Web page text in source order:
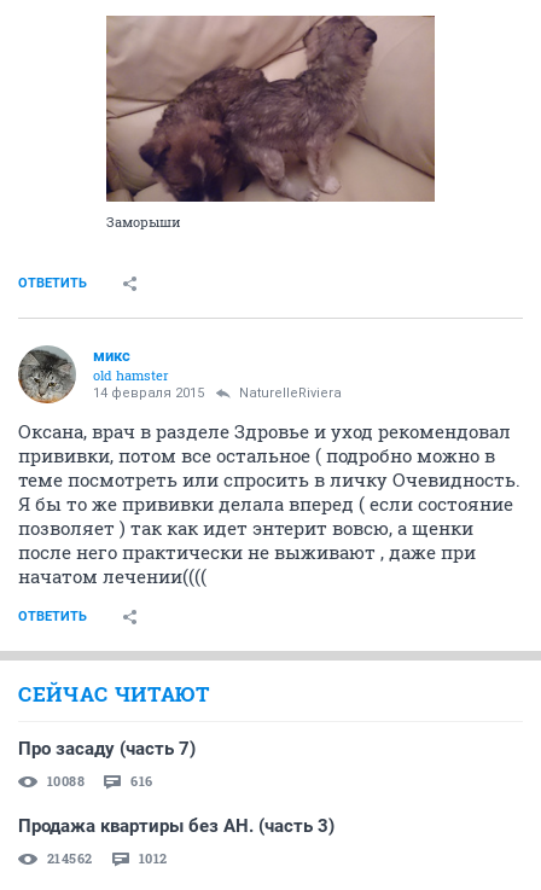
Заморыши
ОТВЕТИТЬ
микс
old hamster
14 февраля 2015 NaturelleRiviera
Оксана, врач в разделе Здровье и уход рекомендовал
прививки, потом все остальное ( подробно можно в
теме посмотреть или спросить в личку Очевидность.
Я бы то же прививки делала вперед ( если состояние
позволяет ) так как идет энтерит вовсю, а щенки
после него практически не выживают , даже при
начатом лечении((((
ОТВЕТИТЬ
СЕЙЧАС ЧИТАЮТ
Про засаду (часть 7)
10088 616
Продажа квартиры без АН. (часть 3)
214562 1012